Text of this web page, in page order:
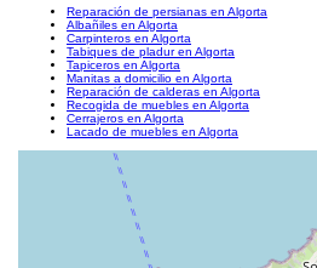
Reparación de persianas en Algorta
Albañiles en Algorta
Carpinteros en Algorta
Tabiques de pladur en Algorta
Tapiceros en Algorta
Manitas a domicilio en Algorta
Reparación de calderas en Algorta
Recogida de muebles en Algorta
Cerrajeros en Algorta
Lacado de muebles en Algorta